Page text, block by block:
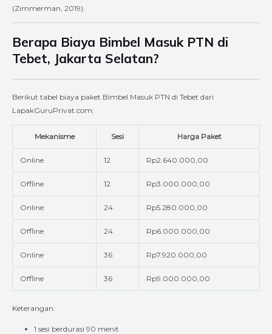
(Zimmerman, 2019).
Berapa Biaya Bimbel Masuk PTN di
Tebet, Jakarta Selatan?
Berikut tabel biaya paket Bimbel Masuk PTN di Tebet dari
LapakGuruPrivat.com:
Mekanisme Sesi Harga Paket
Online 12 Rp2.640.000,00
Offline 12 Rp3.000.000,00
Online 24 Rp5.280.000,00
Offline 24 Rp6.000.000,00
Online 36 Rp7.920.000,00
Offline 36 Rp9.000.000,00
Keterangan:
1 sesi berdurasi 90 menit